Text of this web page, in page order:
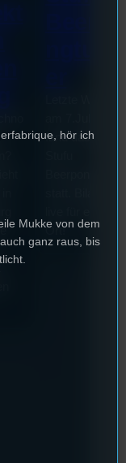
fand das erste
Ort!
hör ich
Mukke von dem
ganz raus, bis